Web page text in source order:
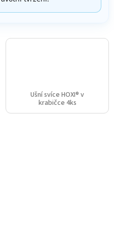
Ušní svíce HOXI® v
krabičce 4ks